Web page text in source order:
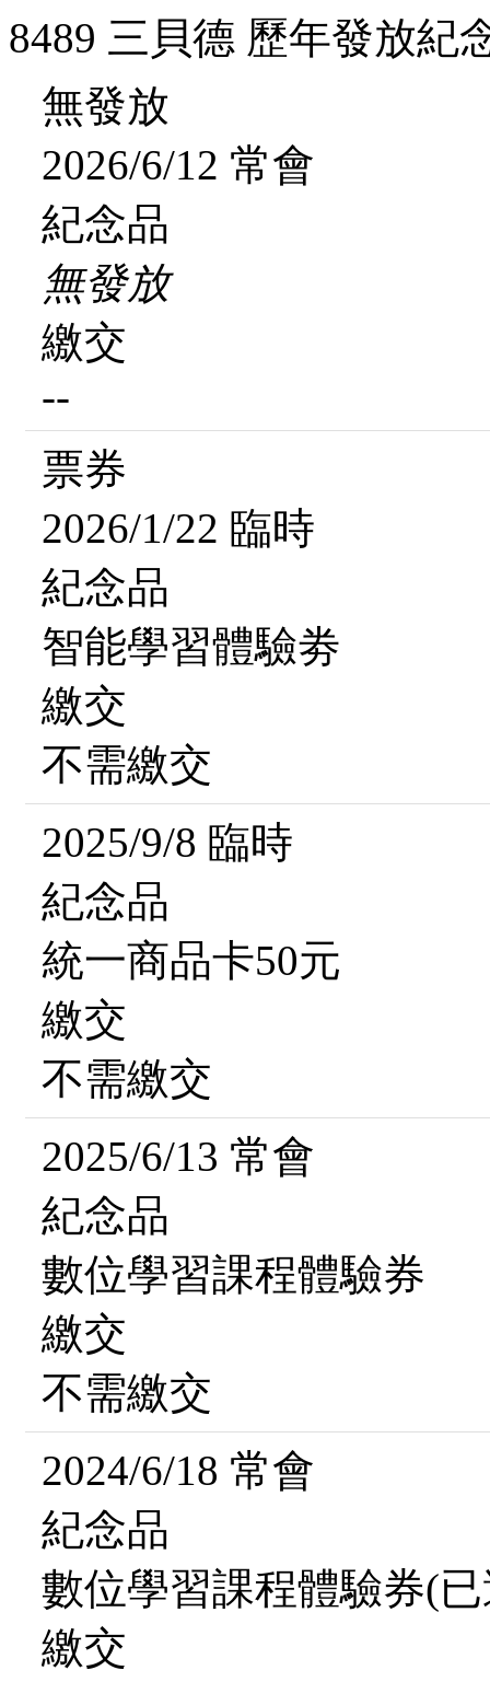
8489 三貝德 歷年發放紀
無發放
2026/6/12 常會
紀念品
無發放
繳交
--
票券
2026/1/22 臨時
紀念品
智能學習體驗劵
繳交
不需繳交
2025/9/8 臨時
紀念品
統一商品卡50元
繳交
不需繳交
2025/6/13 常會
紀念品
數位學習課程體驗券
繳交
不需繳交
2024/6/18 常會
紀念品
數位學習課程體驗券(
繳交